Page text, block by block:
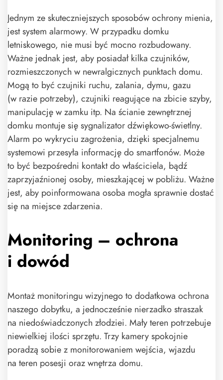
Jednym ze skuteczniejszych sposobów ochrony mienia,
jest system alarmowy. W przypadku domku
letniskowego, nie musi być mocno rozbudowany.
Ważne jednak jest, aby posiadał kilka czujników,
rozmieszczonych w newralgicznych punktach domu.
Mogą to być czujniki ruchu, zalania, dymu, gazu
(w razie potrzeby), czujniki reagujące na zbicie szyby,
manipulację w zamku itp. Na ścianie zewnętrznej
domku montuje się sygnalizator dźwiękowo-świetlny.
Alarm po wykryciu zagrożenia, dzięki specjalnemu
systemowi przesyła informację do smartfonów. Może
to być bezpośredni kontakt do właściciela, bądź
zaprzyjaźnionej osoby, mieszkającej w pobliżu. Ważne
jest, aby poinformowana osoba mogła sprawnie dostać
się na miejsce zdarzenia.
Monitoring – ochrona
i dowód
Montaż monitoringu wizyjnego to dodatkowa ochrona
naszego dobytku, a jednocześnie nierzadko straszak
na niedoświadczonych złodziei. Mały teren potrzebuje
niewielkiej ilości sprzętu. Trzy kamery spokojnie
poradzą sobie z monitorowaniem wejścia, wjazdu
na teren posesji oraz wnętrza domu.